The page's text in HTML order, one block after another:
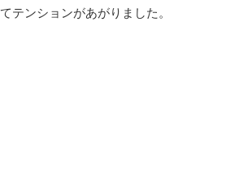
テンションがあがりました。